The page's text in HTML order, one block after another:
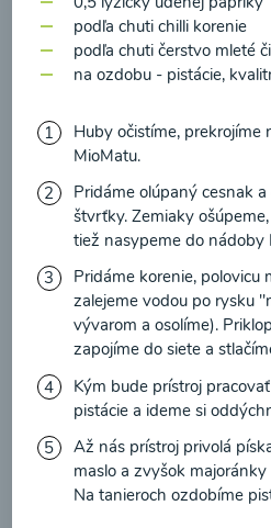
Brokolicové
Načítať
podľa chuti chilli korenie
podľa chuti čerstvo mleté
na ozdobu - pistácie,
Huby očistíme,
MioMatu.
Pridáme olúpaný cesnak
štvrťky. Zemiaky
tiež nasypeme do nádoby
Pridáme korenie, polovicu
zalejeme vodou po rysku
vývarom a osolíme).
zapojíme do siete a
Kým bude prístroj
pistácie a ideme si
Až nás prístroj privolá
maslo a zvyšok
Na tanieroch ozdobíme
prečítal(a)informácie o
údajova súhlasím s nimi.